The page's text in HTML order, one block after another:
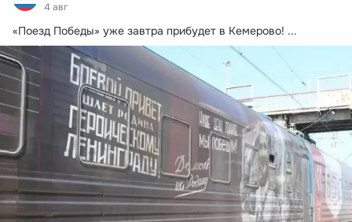
4 авг
«Поезд Победы» уже завтра прибудет в Кемерово! ...